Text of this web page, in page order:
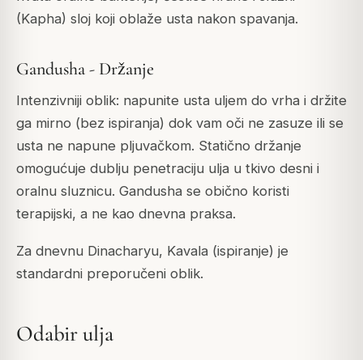
(Kapha) sloj koji oblaže usta nakon spavanja.
Gandusha - Držanje
Intenzivniji oblik: napunite usta uljem do vrha i držite
ga mirno (bez ispiranja) dok vam oči ne zasuze ili se
usta ne napune pljuvačkom. Statično držanje
omogućuje dublju penetraciju ulja u tkivo desni i
oralnu sluznicu. Gandusha se obično koristi
terapijski, a ne kao dnevna praksa.
Za dnevnu Dinacharyu, Kavala (ispiranje) je
standardni preporučeni oblik.
Odabir ulja